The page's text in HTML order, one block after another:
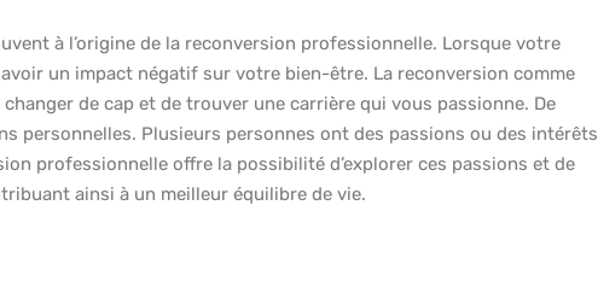
à l’origine de la reconversion professionnelle. Lorsque votre
un impact négatif sur votre bien-être. La reconversion comme
de cap et de trouver une carrière qui vous passionne. De
personnelles. Plusieurs personnes ont des passions ou des intérêts
professionnelle offre la possibilité d’explorer ces passions et de
ainsi à un meilleur équilibre de vie.